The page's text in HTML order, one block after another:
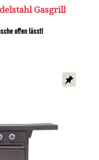
Gasgrill
offen lässt!